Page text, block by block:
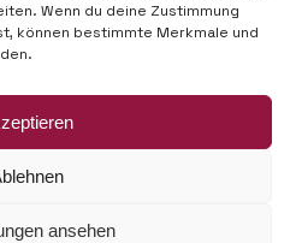
Wenn du deine Zustimmung
können bestimmte Merkmale und
ansehen